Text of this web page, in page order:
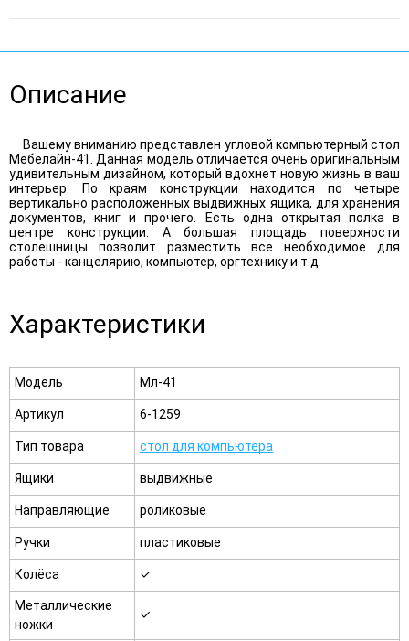
Описание
Вашему вниманию представлен угловой компьютерный стол
Мебелайн-41. Данная модель отличается очень оригинальным
удивительным дизайном, который вдохнет новую жизнь в ваш
интерьер. По краям конструкции находится по четыре
вертикально расположенных выдвижных ящика, для хранения
документов, книг и прочего. Есть одна открытая полка в
центре конструкции. А большая площадь поверхности
столешницы позволит разместить все необходимое для
работы - канцелярию, компьютер, оргтехнику и т.д.
Характеристики
Модель Мл-41
Артикул 6-1259
Тип товара стол для компьютера
Ящики выдвижные
Направляющие роликовые
Ручки пластиковые
Колёса ✓
Металлические
ножки
✓